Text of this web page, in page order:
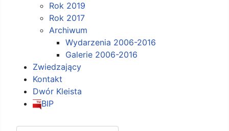
Rok 2019
Rok 2017
Archiwum
Wydarzenia 2006-2016
Galerie 2006-2016
Zwiedzający
Kontakt
Dwór Kleista
BIP